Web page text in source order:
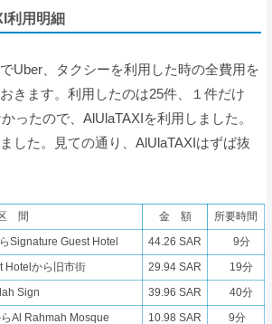
利用明細
Uber、タクシーを利用した時の全費用を
きます。利用したのは25件、１件だけ
ったので、AlUlaTAXIを利用しました。
した。見ての通り、AlUlaTAXIはずば抜
間 金 額
所要時間
Signature Guest Hotel
44.26 SAR
9分
から旧市街
29.94 SAR
19分
Sign
39.96 SAR
40分
Al Rahmah Mosque
10.98 SAR
9分